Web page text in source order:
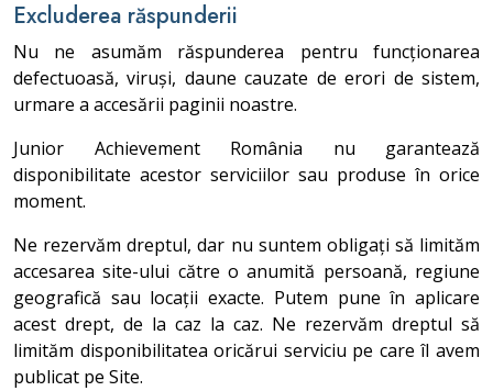
Excluderea răspunderii
Nu ne asumăm răspunderea pentru funcționarea
defectuoasă, viruși, daune cauzate de erori de sistem,
urmare a accesării paginii noastre.
Junior Achievement România nu garantează
disponibilitate acestor serviciilor sau produse în orice
moment.
Ne rezervăm dreptul, dar nu suntem obligați să limităm
accesarea site-ului către o anumită persoană, regiune
geografică sau locații exacte. Putem pune în aplicare
acest drept, de la caz la caz. Ne rezervăm dreptul să
limităm disponibilitatea oricărui serviciu pe care îl avem
publicat pe Site.